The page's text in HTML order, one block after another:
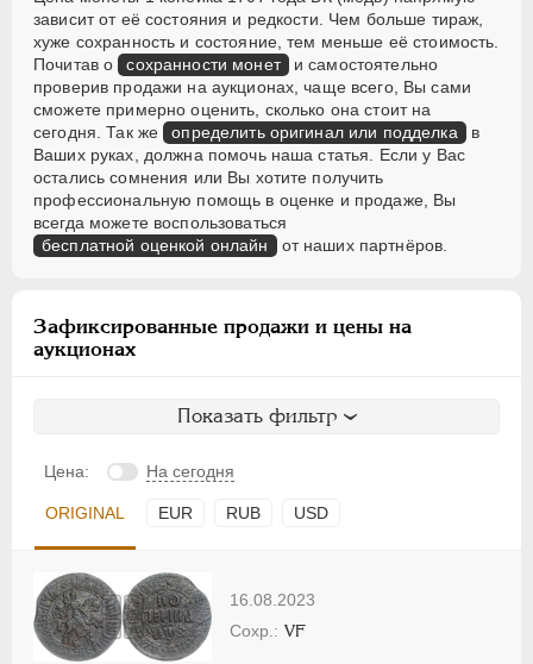
зависит от её состояния и редкости. Чем больше тираж,
хуже сохранность и состояние, тем меньше её стоимость.
Почитав о сохранности монет и самостоятельно
проверив продажи на аукционах, чаще всего, Вы сами
сможете примерно оценить, сколько она стоит на
сегодня. Так же определить оригинал или подделка в
Ваших руках, должна помочь наша статья. Если у Вас
остались сомнения или Вы хотите получить
профессиональную помощь в оценке и продаже, Вы
всегда можете воспользоваться
бесплатной оценкой онлайн от наших партнёров.
Зафиксированные продажи и цены на
аукционах
Показать фильтр
Цена: На сегодня
ORIGINAL EUR RUB USD
16.08.2023
VF